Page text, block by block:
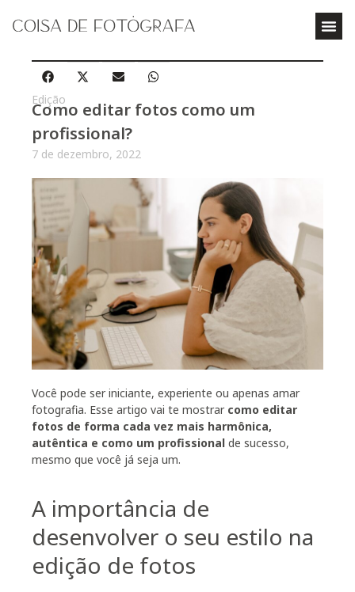
Edição
Como editar fotos como um
profissional?
7 de dezembro, 2022
Você pode ser iniciante, experiente ou apenas amar
fotografia. Esse artigo vai te mostrar como editar
fotos de forma cada vez mais harmônica,
autêntica e como um profissional de sucesso,
mesmo que você já seja um.
A importância de
desenvolver o seu estilo na
edição de fotos